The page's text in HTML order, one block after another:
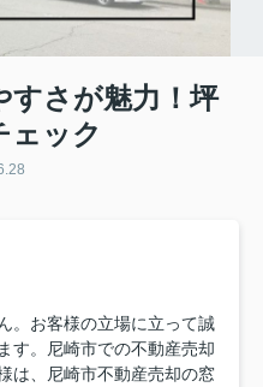
すさが魅力！坪
ェック
。お客様の立場に立って誠
す。尼崎市での不動産売却
は、尼崎市不動産売却の窓